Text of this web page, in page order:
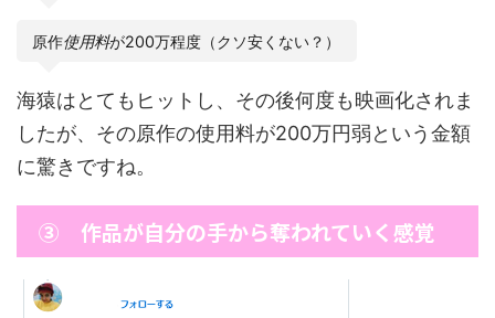
原作使用料が200万程度（クソ安くない？）
海猿はとてもヒットし、その後何度も映画化されま
したが、その原作の使用料が200万円弱という金額
に驚きですね。
③ 作品が自分の手から奪われていく感覚